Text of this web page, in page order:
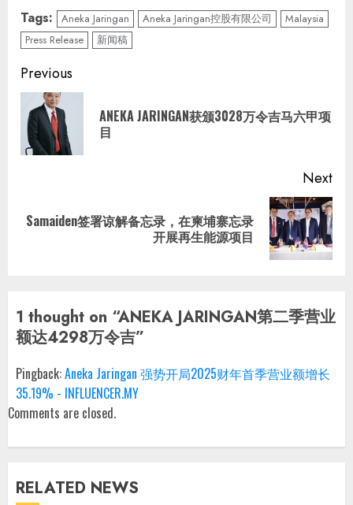
Tags: Aneka Jaringan Aneka Jaringan控股有限公司
Malaysia
Press Release
新闻稿
Continue
Reading
Previous
ANEKA JARINGAN获颁3028万令吉马六甲项
目
Next
Next
Samaiden签署谅解备忘录，在柬埔寨忘录
开展再生能源项目
1 thought on “ANEKA JARINGAN第二季营业
额达4298万令吉”
Pingback:Aneka Jaringan 强势开局2025财年首季营业额增长
35.19% - INFLUENCER.MY
Comments are closed.
RELATED NEWS